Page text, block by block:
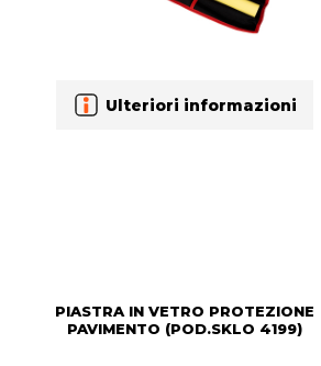
Ulteriori informazioni
PIASTRA IN VETRO PROTEZIONE
PAVIMENTO (POD.SKLO 4199)